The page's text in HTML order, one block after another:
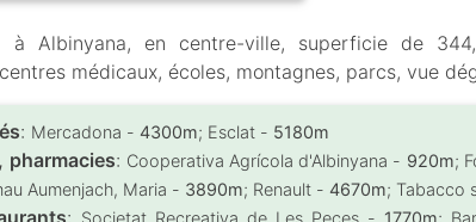
à Albinyana, en centre-ville, superficie de
médicaux, écoles, montagnes, parcs, vue
: Mercadona -4300m; Esclat - 5180m
pharmacies: Cooperativa Agrícola d'Albinyana - 920m;
Aumenjach, Maria - 3890m; Renault -4670m; Tabacco
: Societat Recreativa de Les Peces - 1770m;